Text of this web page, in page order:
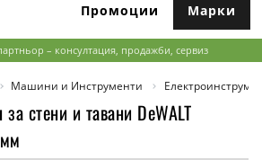
Марки
Промоции
– консултация, продажби, сервиз
Машини и Инструменти
стени и тавани DeWALT